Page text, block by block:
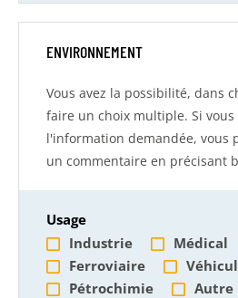
ENVIRONNEMENT
Vous avez la possibilité, dans
faire un choix multiple. Si vous
l'information demandée, vous
un commentaire en précisant
Usage
Industrie
Médical
Ferroviaire
Pétrochimie
Autre